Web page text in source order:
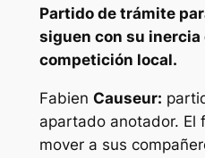
Partido de trámite
siguen con su inercia
competición local.
Fabien Causeur:
apartado anotador. El
mover a sus